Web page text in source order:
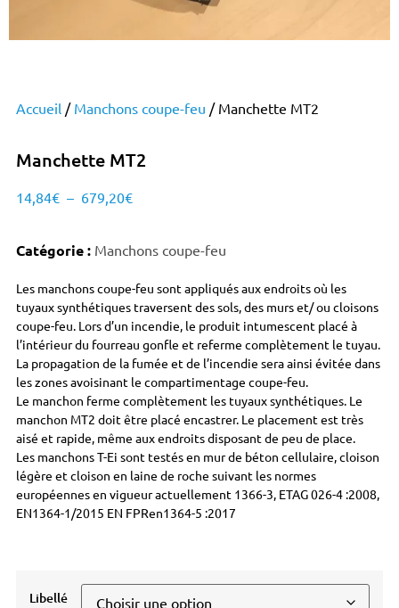
Accueil/ Manchons coupe-feu / Manchette MT2
Manchette MT2
14,84€ – 679,20€
Catégorie : Manchons coupe-feu
Les manchons coupe-feu sont appliqués aux endroits où les
tuyaux synthétiques traversent des sols, des murs et/ ou cloisons
coupe-feu. Lors d’un incendie, le produit intumescent placé à
l’intérieur du fourreau gonfle et referme complètement le tuyau.
La propagation de la fumée et de l’incendie sera ainsi évitée dans
les zones avoisinant le compartimentage coupe-feu.
Le manchon ferme complètement les tuyaux synthétiques. Le
manchon MT2 doit être placé encastrer. Le placement est très
aisé et rapide, même aux endroits disposant de peu de place.
Les manchons T-Ei sont testés en mur de béton cellulaire, cloison
légère et cloison en laine de roche suivant les normes
européennes en vigueur actuellement 1366-3, ETAG 026-4 :2008,
EN1364-1/2015 EN FPRen1364-5 :2017
Libellé